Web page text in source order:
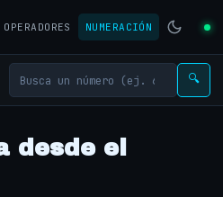
OPERADORES NUMERACIÓN
🔍
desde el